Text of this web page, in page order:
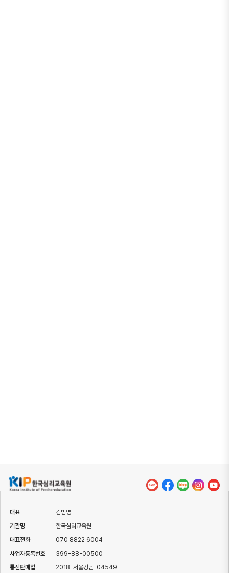
대표
김범영
기관명
한국심리교육원
사업자등록번호
399-88-00500
통신판매업
2018-서울강남-04549
대표전화 070 8822 6004